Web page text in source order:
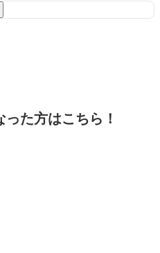
た方はこちら！